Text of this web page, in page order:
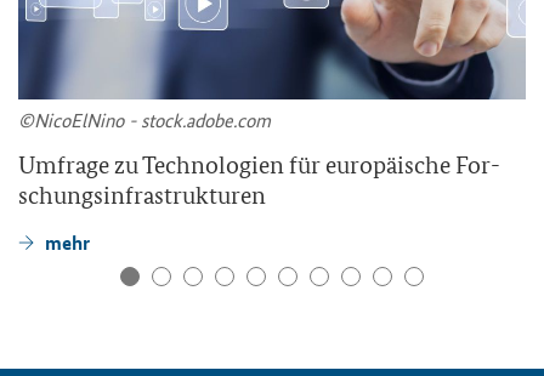
©Ni­co­ElNi­no - stock.adobe.com
Um­fra­ge zu Tech­no­lo­gien für eu­ro­päi­sche For­
schungs­in­fra­struk­tu­ren
mehr